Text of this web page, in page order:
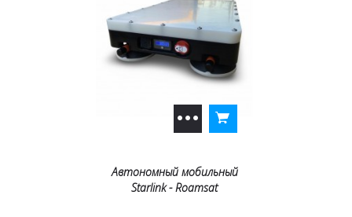
Автономный мобильный
Starlink - Roamsat